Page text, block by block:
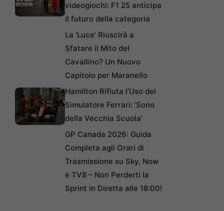
videogiochi: F1 25 anticipa
il futuro della categoria
La ‘Luce’ Riuscirà a
Sfatare il Mito del
Cavallino? Un Nuovo
Capitolo per Maranello
Hamilton Rifiuta l’Uso del
Simulatore Ferrari: ‘Sono
della Vecchia Scuola’
GP Canada 2026: Guida
Completa agli Orari di
Trasmissione su Sky, Now
e TV8 – Non Perderti la
Sprint in Diretta alle 18:00!